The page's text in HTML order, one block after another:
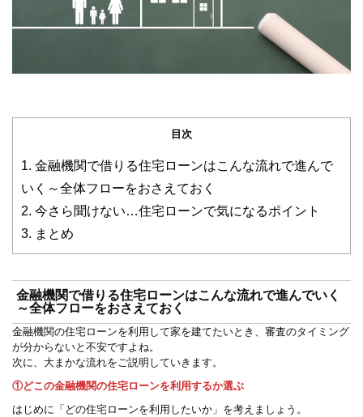
目次
1. 金融機関で借りる住宅ローンはこんな流れで進んで
いく～全体フローをおさえておく
2. 今さら聞けない…住宅ローンで気になるポイント
3. まとめ
金融機関で借りる住宅ローンはこんな流れで進んでいく
～全体フローをおさえておく
金融機関の住宅ローンを利用して家を建てたいとき、審査のタイミング
が分からないと不安ですよね。
次に、大まかな流れをご説明していきます。
①どこの金融機関の住宅ローンを利用するか選ぶ
はじめに「どの住宅ローンを利用したいか」を考えましょう。